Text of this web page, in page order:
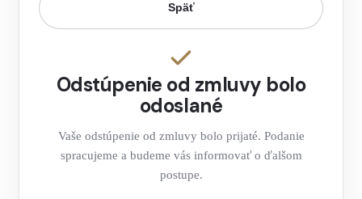
Späť
Odstúpenie od zmluvy bolo
odoslané
Vaše odstúpenie od zmluvy bolo prijaté. Podanie
spracujeme a budeme vás informovať o ďalšom
postupe.